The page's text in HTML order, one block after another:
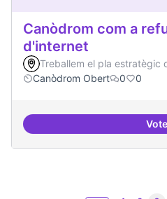
Canòdrom com a
d'internet
Treballem el pla estratègic
Canòdrom Obert
0 0
Vote